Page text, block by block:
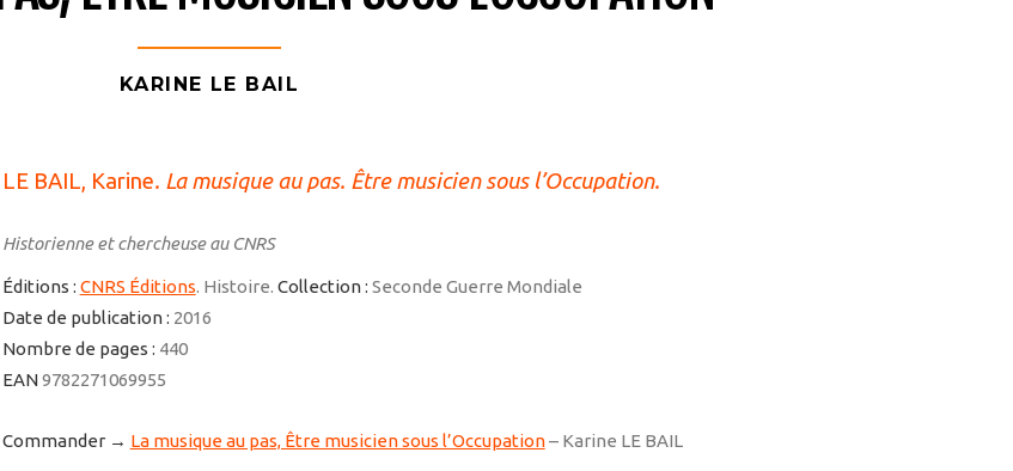
KARINE LE BAIL
LE BAIL, Karine. La musique au pas. Être musicien sous l’Occupation.
Historienne et chercheuse au CNRS
Éditions : CNRS Éditions. Histoire. Collection : Seconde Guerre Mondiale
Date de publication : 2016
Nombre de pages : 440
EAN9782271069955
Commander → La musique au pas, Être musicien sous l’Occupation– Karine LE BAIL